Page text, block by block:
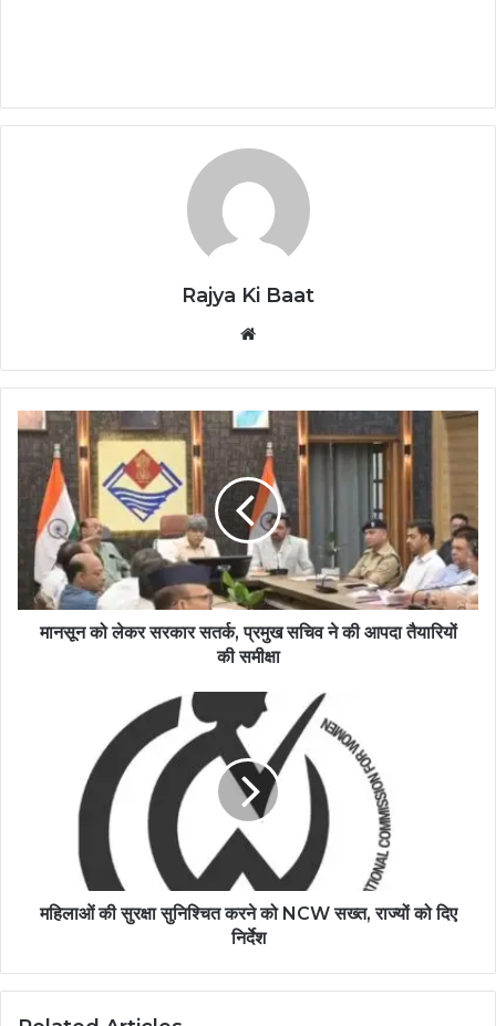
Rajya Ki Baat
मानसून को लेकर सरकार सतर्क, प्रमुख सचिव ने की आपदा तैयारियों
की समीक्षा
महिलाओं की सुरक्षा सुनिश्चित करने को NCW सख्त, राज्यों को दिए
निर्देश